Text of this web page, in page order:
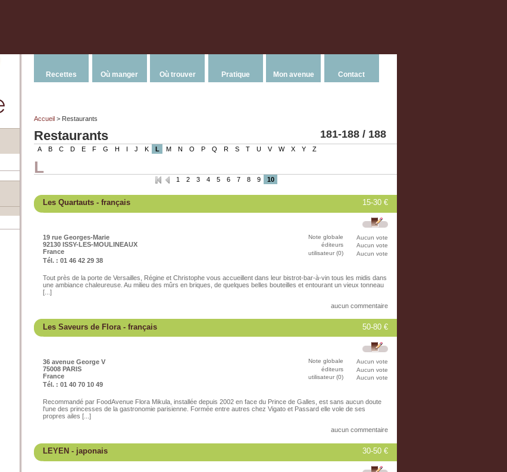
Recettes Où manger Où trouver Pratique Mon avenue Contact
Accueil > Restaurants
181-188 / 188
Restaurants
A B C D E F G H I J K L M N O P Q R S T U V W X Y Z
L
1 2 3 4 5 6 7 8 9 10
15-30 €
Les Quartauts - français
Note globale
Aucun vote
éditeurs
Aucun vote
utilisateur (0)
Aucun vote
19 rue Georges-Marie
92130 ISSY-LES-MOULINEAUX
France
Tél. : 01 46 42 29 38
Tout près de la porte de Versailles, Régine et Christophe vous accueillent dans leur bistrot-bar-à-vin tous les midis dans
une ambiance chaleureuse. Au milieu des mûrs en briques, de quelques belles bouteilles et entourant un vieux tonneau
[...]
aucun commentaire
50-80 €
Les Saveurs de Flora - français
Note globale
Aucun vote
éditeurs
Aucun vote
utilisateur (0)
Aucun vote
36 avenue George V
75008 PARIS
France
Tél. : 01 40 70 10 49
Recommandé par FoodAvenue Flora Mikula, installée depuis 2002 en face du Prince de Galles, est sans aucun doute
l'une des princesses de la gastronomie parisienne. Formée entre autres chez Vigato et Passard elle vole de ses
propres ailes [...]
aucun commentaire
30-50 €
LEYEN - japonais